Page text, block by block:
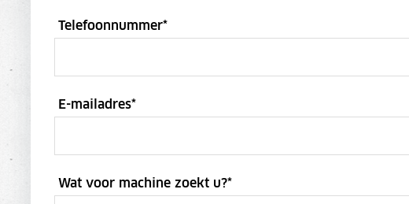
Telefoonnummer*
E-mailadres*
Wat voor machine zoekt u?*